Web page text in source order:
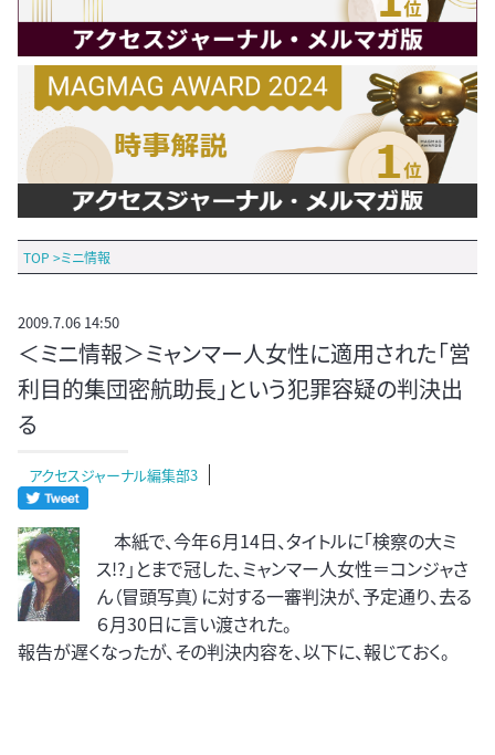
TOP >ミニ情報
2009.7.06 14:50
＜ミニ情報＞ミャンマー人女性に適用された「営
利目的集団密航助長」という犯罪容疑の判決出
る
アクセスジャーナル編集部3
本紙で、今年６月14日、タイトルに「検察の大ミ
ス!?」とまで冠した、ミャンマー人女性＝コンジャさ
ん（冒頭写真）に対する一審判決が、予定通り、去る
６月30日に言い渡された。
報告が遅くなったが、その判決内容を、以下に、報じておく。